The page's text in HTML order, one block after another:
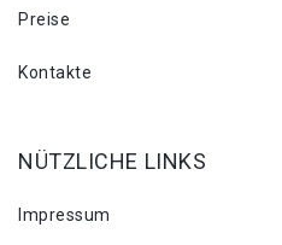
Preise
Kontakte
NÜTZLICHE LINKS
Impressum